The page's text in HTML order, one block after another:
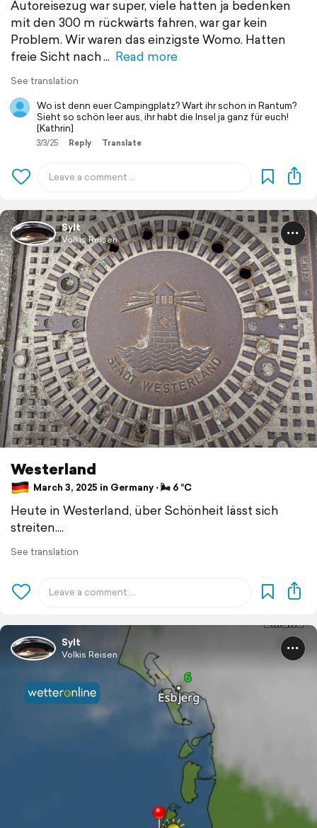
Autoreisezug war super, viele hatten ja bedenken
mit den 300 m rückwärts fahren, war gar kein
Problem. Wir waren das einzigste Womo. Hatten
freie Sicht nach
Read more
See translation
Wo ist denn euer Campingplatz? Wart ihr schon in Rantum?
Sieht so schön leer aus, ihr habt die Insel ja ganz für euch!
[Kathrin]
3/3/25 Reply Translate
Sylt
Volkis Reisen
Westerland
March 3, 2025 in Germany ⋅ 🌬 6 °C
Heute in Westerland, über Schönheit lässt sich
streiten....
See translation
Sylt
Volkis Reisen